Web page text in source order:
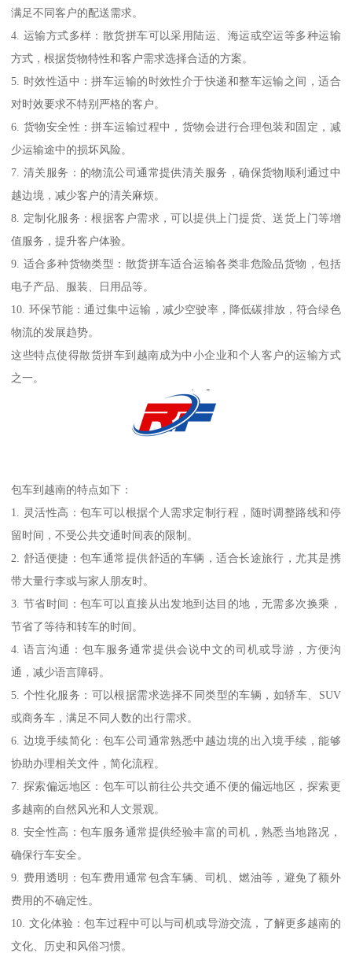
满足不同客户的配送需求。
4. 运输方式多样：散货拼车可以采用陆运、海运或空运等多种运输
方式，根据货物特性和客户需求选择合适的方案。
5. 时效性适中：拼车运输的时效性介于快递和整车运输之间，适合
对时效要求不特别严格的客户。
6. 货物安全性：拼车运输过程中，货物会进行合理包装和固定，减
少运输途中的损坏风险。
7. 清关服务：的物流公司通常提供清关服务，确保货物顺利通过中
越边境，减少客户的清关麻烦。
8. 定制化服务：根据客户需求，可以提供上门提货、送货上门等增
值服务，提升客户体验。
9. 适合多种货物类型：散货拼车适合运输各类非危险品货物，包括
电子产品、服装、日用品等。
10. 环保节能：通过集中运输，减少空驶率，降低碳排放，符合绿色
物流的发展趋势。
这些特点使得散货拼车到越南成为中小企业和个人客户的运输方式
之一。
包车到越南的特点如下：
1. 灵活性高：包车可以根据个人需求定制行程，随时调整路线和停
留时间，不受公共交通时间表的限制。
2. 舒适便捷：包车通常提供舒适的车辆，适合长途旅行，尤其是携
带大量行李或与家人朋友时。
3. 节省时间：包车可以直接从出发地到达目的地，无需多次换乘，
节省了等待和转车的时间。
4. 语言沟通：包车服务通常提供会说中文的司机或导游，方便沟
通，减少语言障碍。
5. 个性化服务：可以根据需求选择不同类型的车辆，如轿车、SUV
或商务车，满足不同人数的出行需求。
6. 边境手续简化：包车公司通常熟悉中越边境的出入境手续，能够
协助办理相关文件，简化流程。
7. 探索偏远地区：包车可以前往公共交通不便的偏远地区，探索更
多越南的自然风光和人文景观。
8. 安全性高：包车服务通常提供经验丰富的司机，熟悉当地路况，
确保行车安全。
9. 费用透明：包车费用通常包含车辆、司机、燃油等，避免了额外
费用的不确定性。
10. 文化体验：包车过程中可以与司机或导游交流，了解更多越南的
文化、历史和风俗习惯。